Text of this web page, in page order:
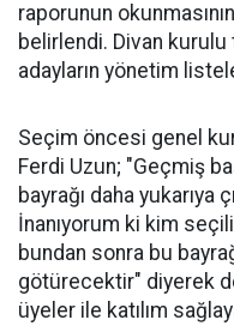
raporunun
belirlendi. Divan
adayların yönetim
Seçim öncesi genel
Ferdi Uzun; "Geçmiş
bayrağı daha yukarıya
İnanıyorum ki kim
bundan sonra bu
götürecektir" diyerek
üyeler ile katılım